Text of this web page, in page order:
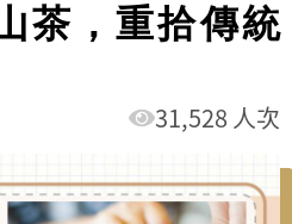
茶，重拾傳統
31,528 人次